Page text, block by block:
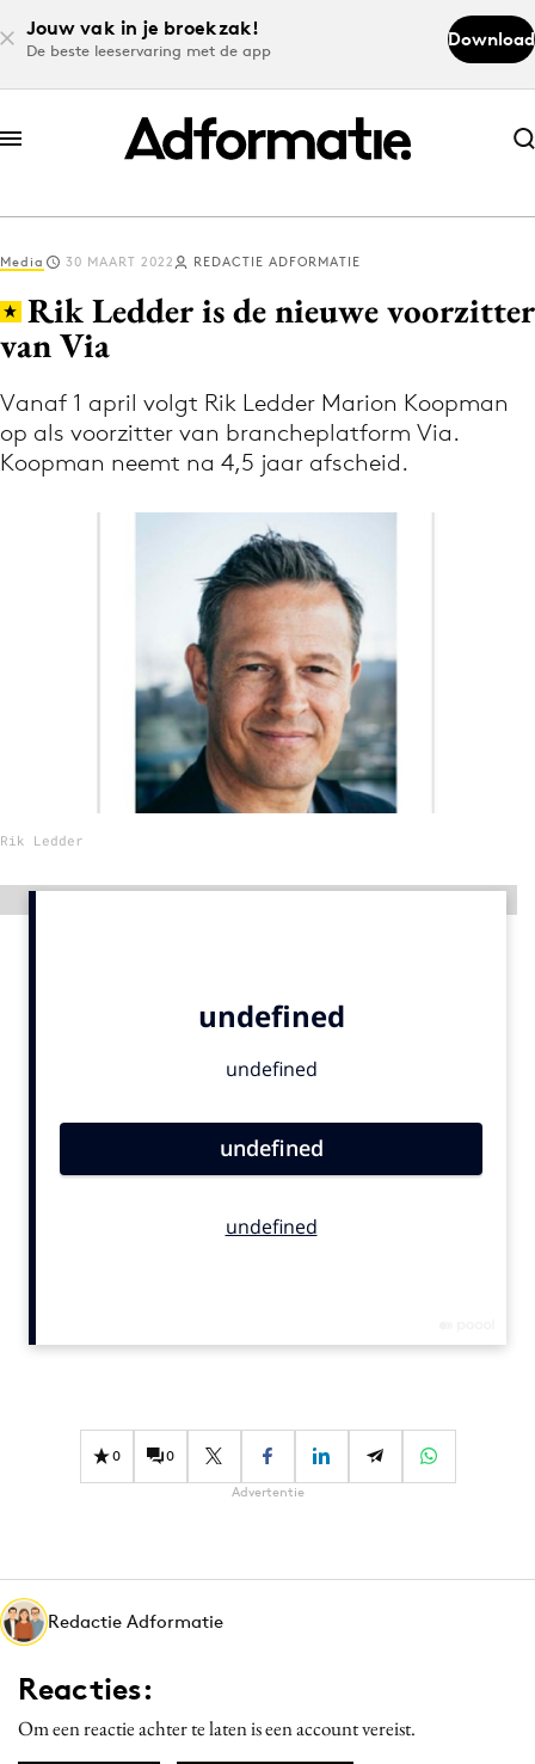
Jouw vak in je broekzak!
De beste leeservaring met de app
Download
Abonneer nu
Abonneer nu
Log in
Volg het laatste nieuws via de Adformatie
Nieuws app
9 sept: GenAI-training
12 nov: MarketingLive!
Vacatures
Campagnes
Design
Effectiviteit
Gedragsverandering
Martech
Media
PR
Programmatic
Media 30 MAART 2022 REDACTIE ADFORMATIE
Rik Ledder is de nieuwe voorzitter
van Via
Vanaf 1 april volgt Rik Ledder Marion Koopman
op als voorzitter van brancheplatform Via.
Koopman neemt na 4,5 jaar afscheid.
Rik Ledder
0 0
Advertentie
Redactie Adformatie
Reacties:
Om een reactie achter te laten is een account vereist.